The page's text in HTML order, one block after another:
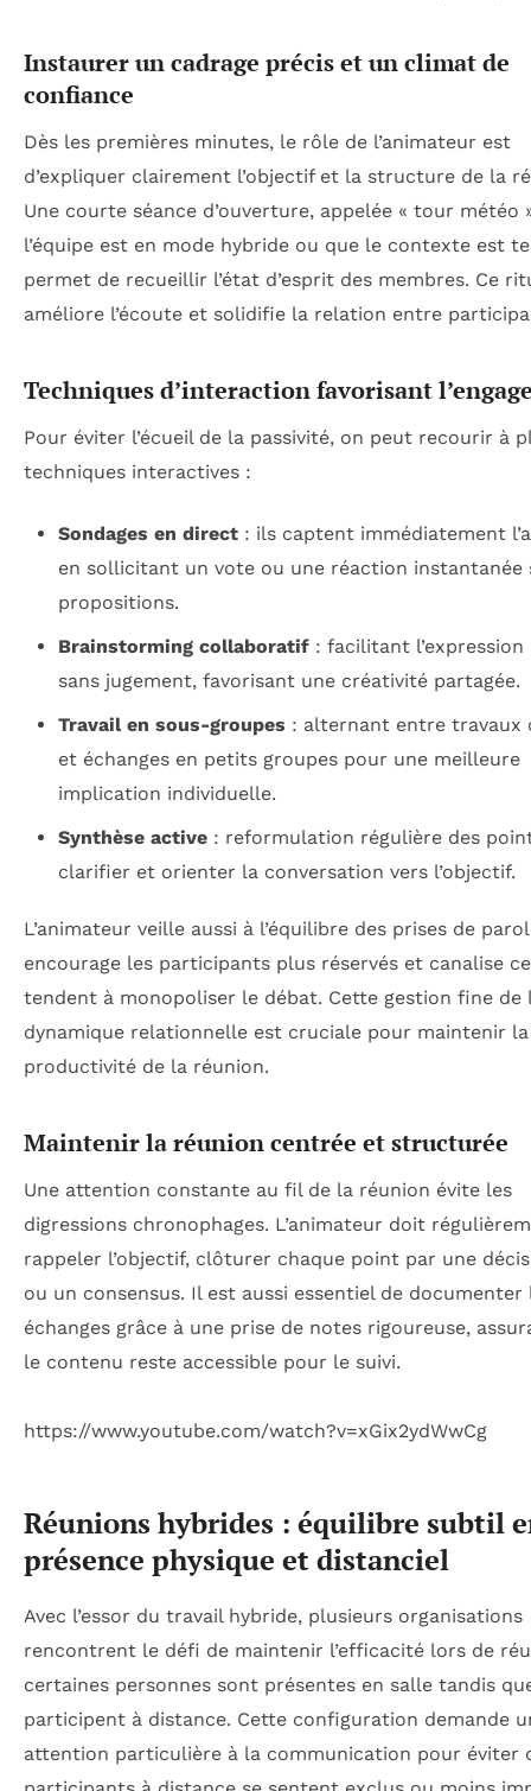
Instaurer un cadrage précis et un climat de
confiance
Dès les premières minutes, le rôle de l’animateur est
d’expliquer clairement l’objectif et la structure de la
Une courte séance d’ouverture, appelée « tour météo
l’équipe est en mode hybride ou que le contexte est
permet de recueillir l’état d’esprit des membres. Ce
améliore l’écoute et solidifie la relation entre
Techniques d’interaction favorisant
Pour éviter l’écueil de la passivité, on peut recourir à
techniques interactives :
Sondages en direct: ils captent immédiatement
en sollicitant un vote ou une réaction instantanée
propositions.
Brainstorming collaboratif: facilitant l’expression
sans jugement, favorisant une créativité partagée.
Travail en sous-groupes : alternant entre travaux
et échanges en petits groupes pour une meilleure
implication individuelle.
Synthèse active: reformulation régulière des
clarifier et orienter la conversation vers l’objectif.
L’animateur veille aussi à l’équilibre des prises de
encourage les participants plus réservés et canalise
tendent à monopoliser le débat. Cette gestion fine de
dynamique relationnelle est cruciale pour maintenir la
productivité de la réunion.
Maintenir la réunion centrée et structurée
Une attention constante au fil de la réunion évite les
digressions chronophages. L’animateur doit
rappeler l’objectif, clôturer chaque point par une
ou un consensus. Il est aussi essentiel de documenter
échanges grâce à une prise de notes rigoureuse,
le contenu reste accessible pour le suivi.
https://www.youtube.com/watch?v=xGix2ydWwCg
Réunions hybrides : équilibre subtil
présence physique et distanciel
Avec l’essor du travail hybride, plusieurs organisations
rencontrent le défi de maintenir l’efficacité lors de
certaines personnes sont présentes en salle tandis
participent à distance. Cette configuration demande
attention particulière à la communication pour éviter